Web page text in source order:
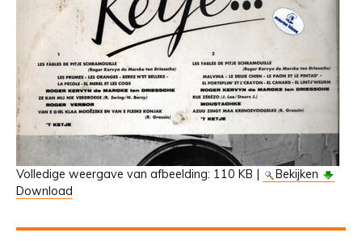
Volledige weergave van afbeelding: 110 KB |
Bekijken
Download